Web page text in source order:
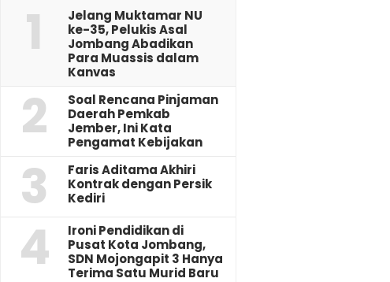
1
Jelang Muktamar NU
ke-35, Pelukis Asal
Jombang Abadikan
Para Muassis dalam
Kanvas
2
‎Soal Rencana Pinjaman
Daerah Pemkab
Jember, Ini Kata
Pengamat Kebijakan ‎
3
Faris Aditama Akhiri
Kontrak dengan Persik
Kediri
4
Ironi Pendidikan di
Pusat Kota Jombang,
SDN Mojongapit 3 Hanya
Terima Satu Murid Baru